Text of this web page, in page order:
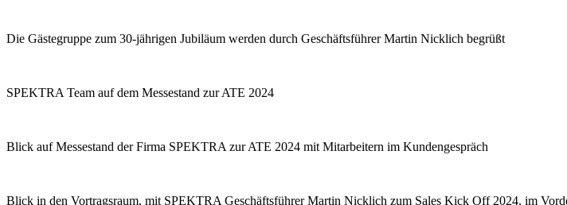
Die Gästegruppe zum 30-jährigen Jubiläum werden durch Geschäftsführer Martin Nicklich begrüßt
SPEKTRA Team auf dem Messestand zur ATE 2024
Blick auf Messestand der Firma SPEKTRA zur ATE 2024 mit Mitarbeitern im Kundengespräch
Blick in den Vortragsraum, mit SPEKTRA Geschäftsführer Martin Nicklich zum Sales Kick Off 2024, im